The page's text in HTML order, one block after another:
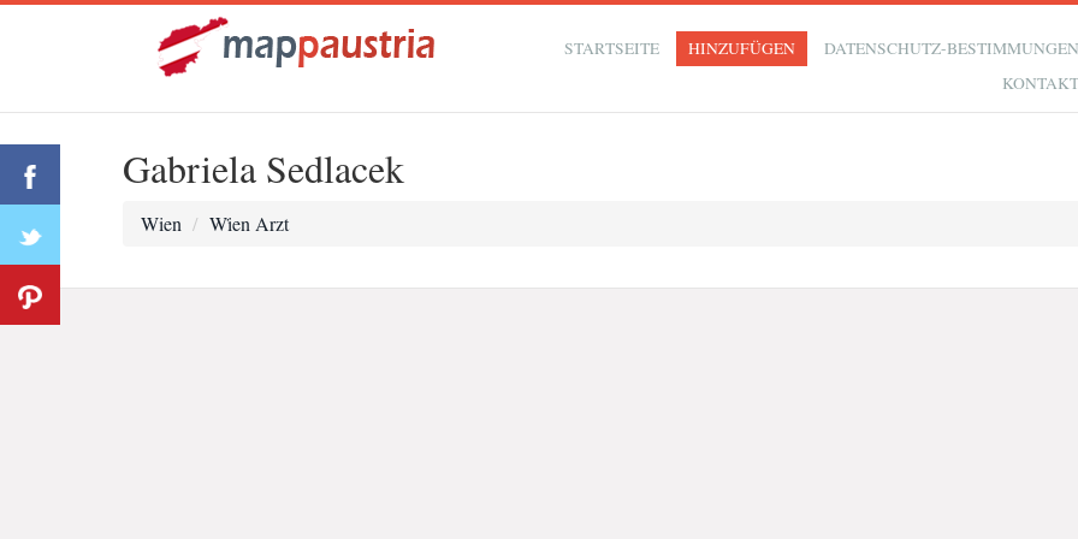
STARTSEITE HINZUFÜGEN
DATENSCHUTZ-
Gabriela Sedlacek
Wien Wi̇en Arzt